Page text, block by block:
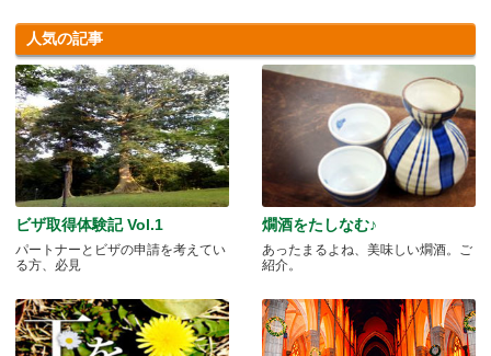
人気の記事
ビザ取得体験記 Vol.1
パートナーとビザの申請を考えてい
る方、必見
燗酒をたしなむ♪
あったまるよね、美味しい燗酒。ご
紹介。